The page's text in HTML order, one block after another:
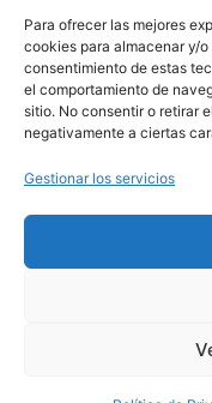
Para ofrecer las mejores
cookies para almacenar y/
consentimiento de estas
el comportamiento de
sitio. No consentir o retirar
negativamente a ciertas
Gestionar los servicios
Norlan Digital
Psicólogos Pozuelo
Psicología Para Tod@s
Condiciones de Uso y
Política de Privacidad